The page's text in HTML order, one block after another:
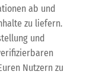
ab und
zu liefern.
und
Nutzern zu